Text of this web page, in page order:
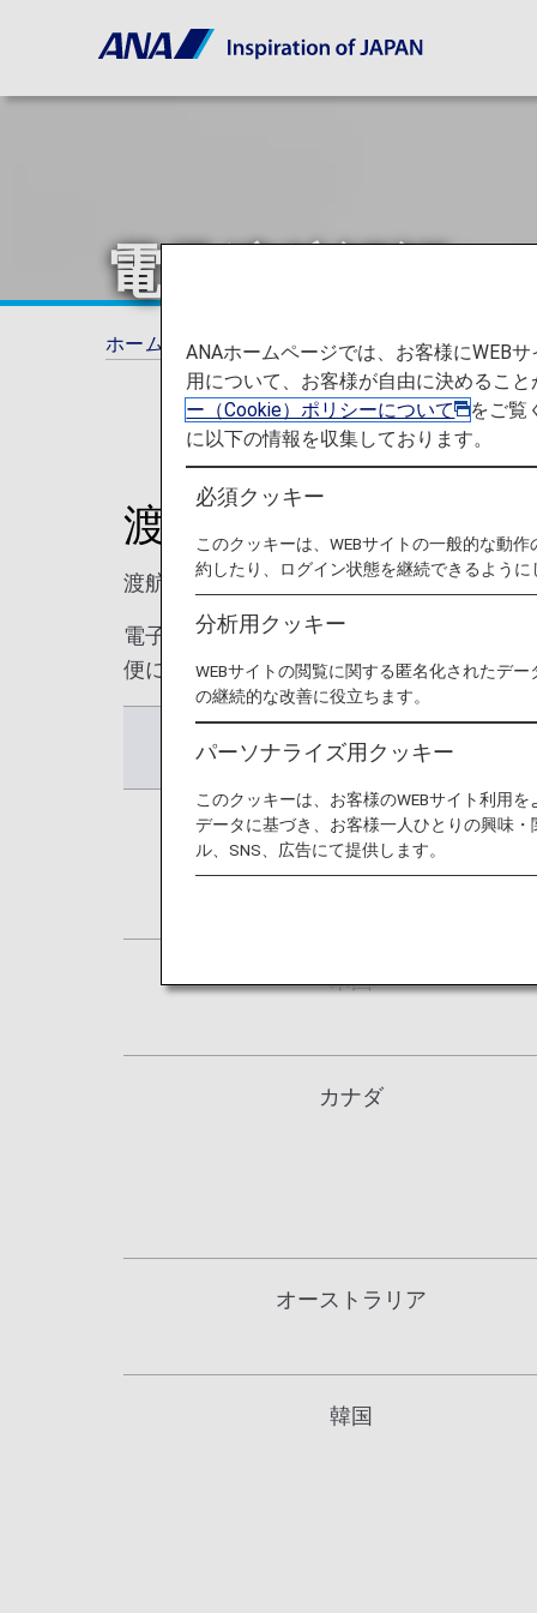
電子渡航認証シ
ホーム ご旅行の準備 各国の特別なお知ら
渡航先により、電子
渡航先により、事前に電子渡航認証シス
電子渡航認証システム申請対象のお客様
便にご搭乗いただけない可能性がござい
渡航先
米国
米国
カナダ
オーストラリア
韓国
ANAホームページでは、お客様にWEB
用について、お客様が自由に決めるこ
ー（Cookie）ポリシーについて
をご覧
に以下の情報を収集しております。
必須クッキー
このクッキーは、WEBサイトの一般的な動
約したり、ログイン状態を継続できるように
分析用クッキー
WEBサイトの閲覧に関する匿名化されたデ
の継続的な改善に役立ちます。
パーソナライズ用クッキー
このクッキーは、お客様のWEBサイト利用
データに基づき、お客様一人ひとりの興味
ル、SNS、広告にて提供します。